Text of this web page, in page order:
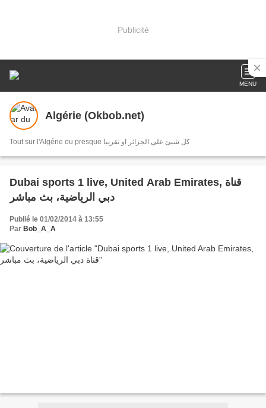
Publicité
MENU
Algérie (Okbob.net)
Tout sur l'Algérie ou presque كل شيئ على الجزائر او تقريبا
Dubai sports 1 live, United Arab Emirates, قناة
دبي الرياضية، بث مباشر
Publié le 01/02/2014 à 13:55
Par Bob_A_A